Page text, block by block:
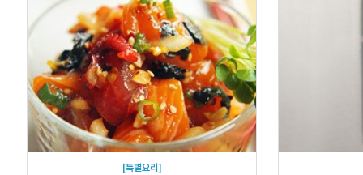
[특별요리]